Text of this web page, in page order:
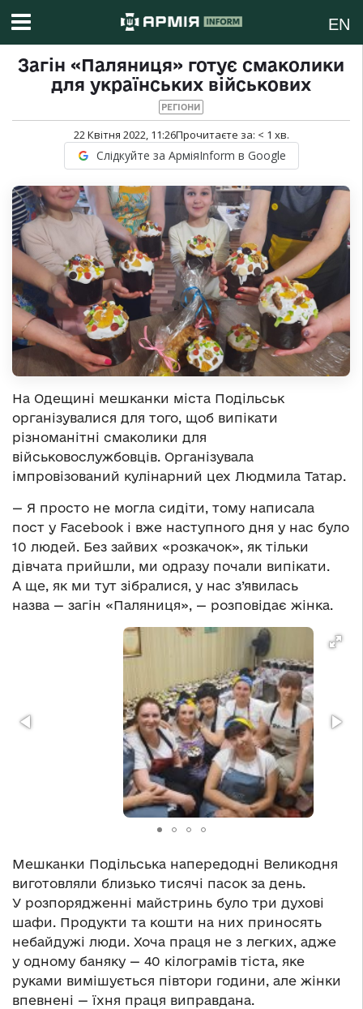
EN
Загін «Паляниця» готує смаколики
для українських військових
РЕГІОНИ
22 Квітня 2022, 11:26Прочитаєте за: < 1 хв.
Слідкуйте за АрміяInform в Google
На Одещині мешканки міста Подільськ
організувалися для того, щоб випікати
різноманітні смаколики для
військовослужбовців. Організувала
імпровізований кулінарний цех Людмила Татар.
— Я просто не могла сидіти, тому написала
пост у Facebook і вже наступного дня у нас було
10 людей. Без зайвих «розкачок», як тільки
дівчата прийшли, ми одразу почали випікати.
А ще, як ми тут зібралися, у нас з’явилась
назва — загін «Паляниця», — розповідає жінка.
Мешканки Подільська напередодні Великодня
виготовляли близько тисячі пасок за день.
У розпорядженні майстринь було три духові
шафи. Продукти та кошти на них приносять
небайдужі люди. Хоча праця не з легких, адже
у одному баняку — 40 кілограмів тіста, яке
руками вимішується півтори години, але жінки
впевнені — їхня праця виправдана.